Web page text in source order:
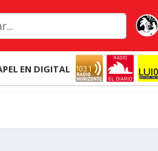
EN DIGITAL